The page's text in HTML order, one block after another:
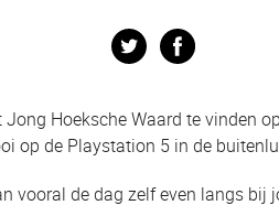
Twitter
Hoeksche Waard te vinden
op de Playstation 5 in de
vooral de dag zelf even langs bij